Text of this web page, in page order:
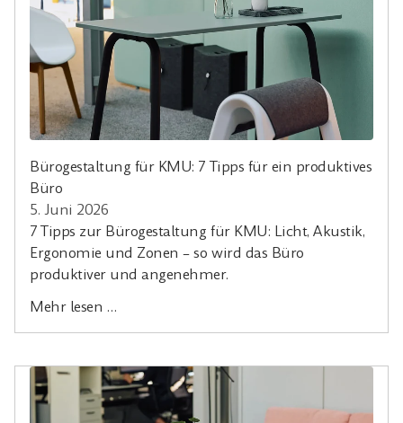
Bürogestaltung für KMU: 7 Tipps für ein produktives
Büro
5. Juni 2026
7 Tipps zur Bürogestaltung für KMU: Licht, Akustik,
Ergonomie und Zonen – so wird das Büro
produktiver und angenehmer.
Mehr lesen …